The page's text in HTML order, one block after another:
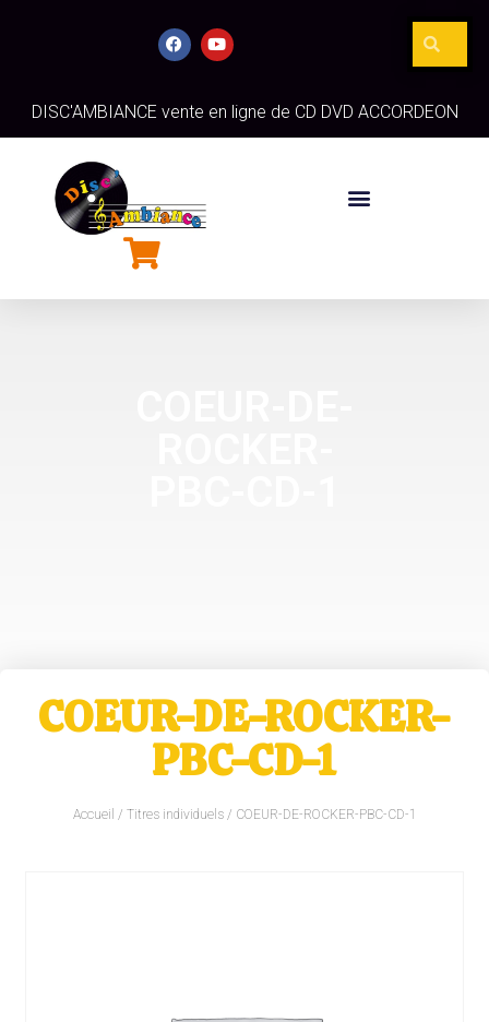
DISC'AMBIANCE vente en ligne de CD DVD ACCORDEON
COEUR-DE-ROCKER-
PBC-CD-1
Accueil / Titres individuels/ COEUR-DE-ROCKER-PBC-CD-1